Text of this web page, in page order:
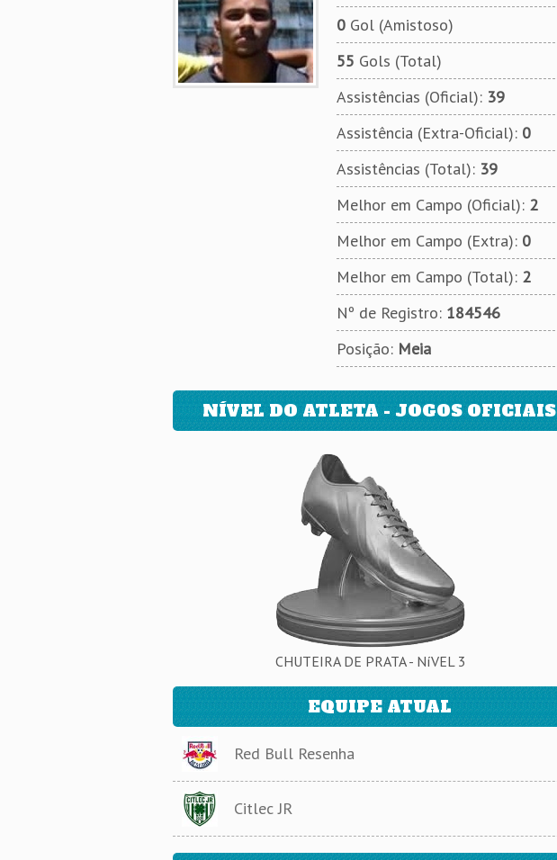
0Gol (Amistoso)
55 Gols (Total)
Assistências (Oficial): 39
Assistência (Extra-Oficial): 0
Assistências (Total): 39
Melhor em Campo (Oficial): 2
Melhor em Campo (Extra): 0
Melhor em Campo (Total): 2
Nº de Registro: 184546
Posição: Meia
NÍVEL DO ATLETA - JOGOS OFICIAIS
CHUTEIRA DE PRATA - NíVEL 3
EQUIPE ATUAL
Red Bull Resenha
Citlec JR